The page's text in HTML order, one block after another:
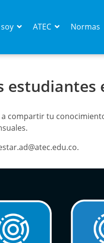
soy ATEC Normas
estudiantes
compartir tu